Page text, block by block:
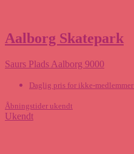
Aalborg Skatepark
Saurs Plads Aalborg 9000
Daglig pris for ikke-medlemmer
Åbningstider ukendt
Ukendt